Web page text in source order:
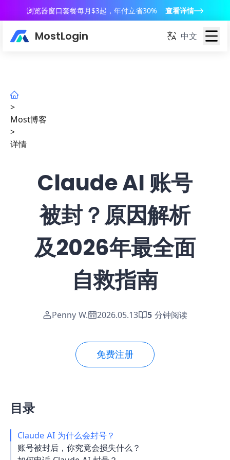
浏览器窗口套餐每月$3起，年付立省30% 查看详情
MostLogin 中文
>
Most博客
>
详情
Claude AI 账号
被封？原因解析
及2026年最全面
自救指南
Penny W. 2026.05.13 5 分钟阅读
免费注册
目录
Claude AI 为什么会封号？
账号被封后，你究竟会损失什么？